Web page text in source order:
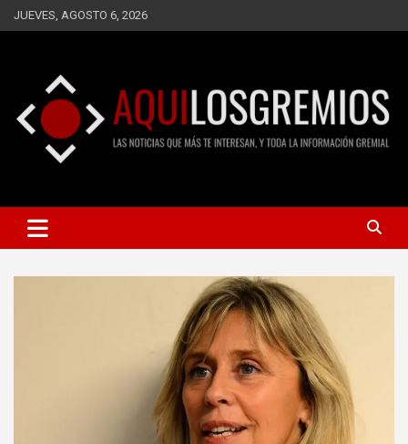
Saltar
al
JUEVES, AGOSTO 6, 2026
AQUÍ LOS GREMIOS
INFORMACIÓN GREMIAL